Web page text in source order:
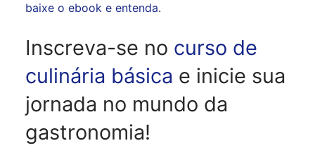
baixe o ebook e entenda.
Inscreva-se no curso de
culinária básica e inicie sua
jornada no mundo da
gastronomia!